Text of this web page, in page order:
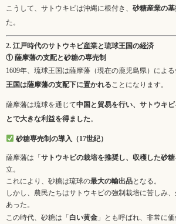
こうして、サトウキビは沖縄に根付き、 砂糖産業の
た。
2. 江戸時代のサトウキビ産業と琉球王国の経済
① 薩摩藩の支配と砂糖の専売制
1609年、琉球王国は薩摩藩（現在の鹿児島県）による
王国は薩摩藩の支配下に置かれることになります。
薩摩藩は琉球を通じて中国と貿易を行い、サトウキ
とで大きな利益を得ました。
砂糖専売制の導入（17世紀）
薩摩藩は「サトウキビの栽培を推奨し、収穫した砂
立。
これにより、砂糖は琉球の最大の輸出品となる。
しかし、農民たちはサトウキビの強制栽培に苦しみ
あった。
この時代、砂糖は「白い黄金 」とも呼ばれ、非常に